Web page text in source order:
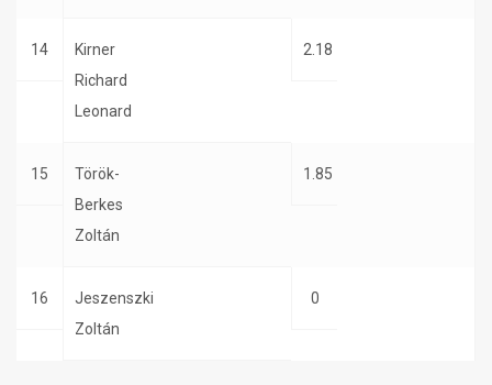
14
Kirner
Richard
Leonard
2.18
15
Török-
Berkes
Zoltán
1.85
16
Jeszenszki
Zoltán
0